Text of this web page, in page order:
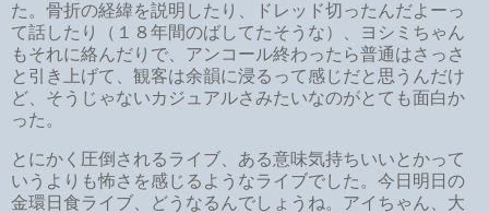
た。骨折の経緯を説明したり、ドレッド切ったんだよーっ
て話したり（１８年間のばしてたそうな）、ヨシミちゃん
もそれに絡んだりで、アンコール終わったら普通はさっさ
と引き上げて、観客は余韻に浸るって感じだと思うんだけ
ど、そうじゃないカジュアルさみたいなのがとても面白か
った。
とにかく圧倒されるライブ、ある意味気持ちいいとかって
いうよりも怖さを感じるようなライブでした。今日明日の
金環日食ライブ、どうなるんでしょうね。アイちゃん、大